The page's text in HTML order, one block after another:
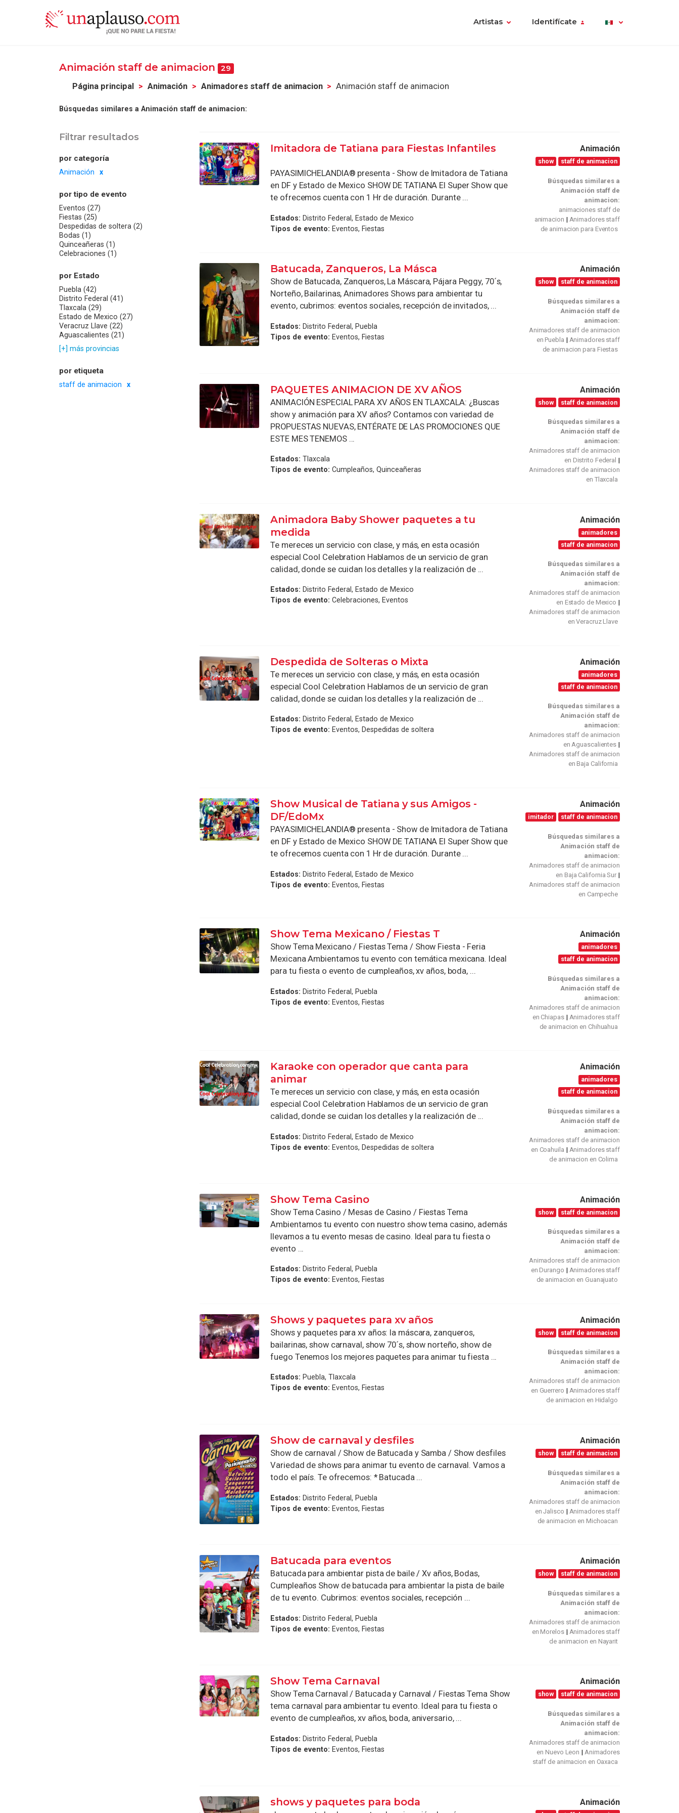
Artistas Identifícate
Animación staff de animacion 29
Página principal Animación Animadores staff de animacion Animación staff de animacion
Búsquedas similares a Animación staff de animacion:
Filtrar resultados
por categoría
Animación
por tipo de evento
Eventos (27)
Fiestas (25)
Despedidas de soltera (2)
Bodas (1)
Quinceañeras (1)
Celebraciones (1)
por Estado
Puebla (42)
Distrito Federal (41)
Tlaxcala (29)
Estado de Mexico (27)
Veracruz Llave (22)
Aguascalientes (21)
[+] más provincias
por etiqueta
staff de animacion
Imitadora de Tatiana para Fiestas Infantiles
PAYASIMICHELANDIA® presenta - Show de Imitadora de Tatiana
en DF y Estado de Mexico SHOW DE TATIANA El Super Show que
te ofrecemos cuenta con 1 Hr de duración. Durante ...
Estados: Distrito Federal, Estado de Mexico
Tipos de evento: Eventos, Fiestas
Animación
show staff de animacion
Búsquedas similares a
Animación staff de
animacion:
animaciones staff de
animacion
Animadores staff
de animacion para Eventos
Batucada, Zanqueros, La Másca
Show de Batucada, Zanqueros, La Máscara, Pájara Peggy, 70´s,
Norteño, Bailarinas, Animadores Shows para ambientar tu
evento, cubrimos: eventos sociales, recepción de invitados, ...
Estados: Distrito Federal, Puebla
Tipos de evento: Eventos, Fiestas
Animación
show staff de animacion
Búsquedas similares a
Animación staff de
animacion:
Animadores staff de animacion
en Puebla
Animadores staff
de animacion para Fiestas
PAQUETES ANIMACION DE XV AÑOS
ANIMACIÓN ESPECIAL PARA XV AÑOS EN TLAXCALA: ¿Buscas
show y animación para XV años? Contamos con variedad de
PROPUESTAS NUEVAS, ENTÉRATE DE LAS PROMOCIONES QUE
ESTE MES TENEMOS ...
Estados: Tlaxcala
Tipos de evento: Cumpleaños, Quinceañeras
Animación
show staff de animacion
Búsquedas similares a
Animación staff de
animacion:
Animadores staff de animacion
en Distrito Federal
Animadores staff de animacion
en Tlaxcala
Animadora Baby Shower paquetes a tu
medida
Te mereces un servicio con clase, y más, en esta ocasión
especial Cool Celebration Hablamos de un servicio de gran
calidad, donde se cuidan los detalles y la realización de ...
Estados: Distrito Federal, Estado de Mexico
Tipos de evento: Celebraciones, Eventos
Animación
animadores
staff de animacion
Búsquedas similares a
Animación staff de
animacion:
Animadores staff de animacion
en Estado de Mexico
Animadores staff de animacion
en Veracruz Llave
Despedida de Solteras o Mixta
Te mereces un servicio con clase, y más, en esta ocasión
especial Cool Celebration Hablamos de un servicio de gran
calidad, donde se cuidan los detalles y la realización de ...
Estados: Distrito Federal, Estado de Mexico
Tipos de evento: Eventos, Despedidas de soltera
Animación
animadores
staff de animacion
Búsquedas similares a
Animación staff de
animacion:
Animadores staff de animacion
en Aguascalientes
Animadores staff de animacion
en Baja California
Show Musical de Tatiana y sus Amigos -
DF/EdoMx
PAYASIMICHELANDIA® presenta - Show de Imitadora de Tatiana
en DF y Estado de Mexico SHOW DE TATIANA El Super Show que
te ofrecemos cuenta con 1 Hr de duración. Durante ...
Estados: Distrito Federal, Estado de Mexico
Tipos de evento: Eventos, Fiestas
Animación
imitador staff de animacion
Búsquedas similares a
Animación staff de
animacion:
Animadores staff de animacion
en Baja California Sur
Animadores staff de animacion
en Campeche
Show Tema Mexicano / Fiestas T
Show Tema Mexicano / Fiestas Tema / Show Fiesta - Feria
Mexicana Ambientamos tu evento con temática mexicana. Ideal
para tu fiesta o evento de cumpleaños, xv años, boda, ...
Estados: Distrito Federal, Puebla
Tipos de evento: Eventos, Fiestas
Animación
animadores
staff de animacion
Búsquedas similares a
Animación staff de
animacion:
Animadores staff de animacion
en Chiapas
Animadores staff
de animacion en Chihuahua
Karaoke con operador que canta para
animar
Te mereces un servicio con clase, y más, en esta ocasión
especial Cool Celebration Hablamos de un servicio de gran
calidad, donde se cuidan los detalles y la realización de ...
Estados: Distrito Federal, Estado de Mexico
Tipos de evento: Eventos, Despedidas de soltera
Animación
animadores
staff de animacion
Búsquedas similares a
Animación staff de
animacion:
Animadores staff de animacion
en Coahuila
Animadores staff
de animacion en Colima
Show Tema Casino
Show Tema Casino / Mesas de Casino / Fiestas Tema
Ambientamos tu evento con nuestro show tema casino, además
llevamos a tu evento mesas de casino. Ideal para tu fiesta o
evento ...
Estados: Distrito Federal, Puebla
Tipos de evento: Eventos, Fiestas
Animación
show staff de animacion
Búsquedas similares a
Animación staff de
animacion:
Animadores staff de animacion
en Durango
Animadores staff
de animacion en Guanajuato
Shows y paquetes para xv años
Shows y paquetes para xv años: la máscara, zanqueros,
bailarinas, show carnaval, show 70´s, show norteño, show de
fuego Tenemos los mejores paquetes para animar tu fiesta ...
Estados: Puebla, Tlaxcala
Tipos de evento: Eventos, Fiestas
Animación
show staff de animacion
Búsquedas similares a
Animación staff de
animacion:
Animadores staff de animacion
en Guerrero
Animadores staff
de animacion en Hidalgo
Show de carnaval y desfiles
Show de carnaval / Show de Batucada y Samba / Show desfiles
Variedad de shows para animar tu evento de carnaval. Vamos a
todo el país. Te ofrecemos: * Batucada ...
Estados: Distrito Federal, Puebla
Tipos de evento: Eventos, Fiestas
Animación
show staff de animacion
Búsquedas similares a
Animación staff de
animacion:
Animadores staff de animacion
en Jalisco
Animadores staff
de animacion en Michoacan
Batucada para eventos
Batucada para ambientar pista de baile / Xv años, Bodas,
Cumpleaños Show de batucada para ambientar la pista de baile
de tu evento. Cubrimos: eventos sociales, recepción ...
Estados: Distrito Federal, Puebla
Tipos de evento: Eventos, Fiestas
Animación
show staff de animacion
Búsquedas similares a
Animación staff de
animacion:
Animadores staff de animacion
en Morelos
Animadores staff
de animacion en Nayarit
Show Tema Carnaval
Show Tema Carnaval / Batucada y Carnaval / Fiestas Tema Show
tema carnaval para ambientar tu evento. Ideal para tu fiesta o
evento de cumpleaños, xv años, boda, aniversario, ...
Estados: Distrito Federal, Puebla
Tipos de evento: Eventos, Fiestas
Animación
show staff de animacion
Búsquedas similares a
Animación staff de
animacion:
Animadores staff de animacion
en Nuevo Leon
Animadores
staff de animacion en Oaxaca
shows y paquetes para boda Animación